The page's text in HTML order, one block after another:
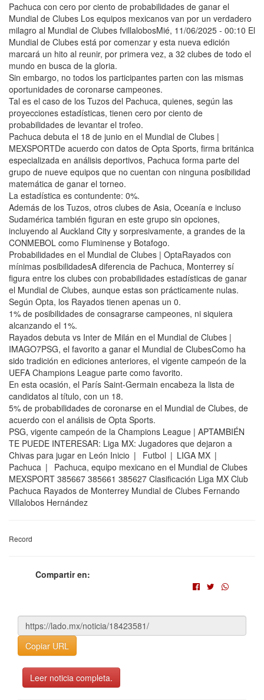
Pachuca con cero por ciento de probabilidades de ganar el
Mundial de Clubes Los equipos mexicanos van por un verdadero
milagro al Mundial de Clubes fvillalobosMié, 11/06/2025 - 00:10 El
Mundial de Clubes está por comenzar y esta nueva edición
marcará un hito al reunir, por primera vez, a 32 clubes de todo el
mundo en busca de la gloria.
Sin embargo, no todos los participantes parten con las mismas
oportunidades de coronarse campeones.
Tal es el caso de los Tuzos del Pachuca, quienes, según las
proyecciones estadísticas, tienen cero por ciento de
probabilidades de levantar el trofeo.
Pachuca debuta el 18 de junio en el Mundial de Clubes |
MEXSPORTDe acuerdo con datos de Opta Sports, firma británica
especializada en análisis deportivos, Pachuca forma parte del
grupo de nueve equipos que no cuentan con ninguna posibilidad
matemática de ganar el torneo.
La estadística es contundente: 0%.
Además de los Tuzos, otros clubes de Asia, Oceanía e incluso
Sudamérica también figuran en este grupo sin opciones,
incluyendo al Auckland City y sorpresivamente, a grandes de la
CONMEBOL como Fluminense y Botafogo.
Probabilidades en el Mundial de Clubes | OptaRayados con
mínimas posibilidadesA diferencia de Pachuca, Monterrey sí
figura entre los clubes con probabilidades estadísticas de ganar
el Mundial de Clubes, aunque estas son prácticamente nulas.
Según Opta, los Rayados tienen apenas un 0.
1% de posibilidades de consagrarse campeones, ni siquiera
alcanzando el 1%.
Rayados debuta vs Inter de Milán en el Mundial de Clubes |
IMAGO7PSG, el favorito a ganar el Mundial de ClubesComo ha
sido tradición en ediciones anteriores, el vigente campeón de la
UEFA Champions League parte como favorito.
En esta ocasión, el París Saint-Germain encabeza la lista de
candidatos al título, con un 18.
5% de probabilidades de coronarse en el Mundial de Clubes, de
acuerdo con el análisis de Opta Sports.
PSG, vigente campeón de la Champions League | APTAMBIÉN
TE PUEDE INTERESAR: Liga MX: Jugadores que dejaron a
Chivas para jugar en León Inicio | Futbol | LIGA MX |
Pachuca | Pachuca, equipo mexicano en el Mundial de Clubes
MEXSPORT 385667 385661 385627 Clasificación Liga MX Club
Pachuca Rayados de Monterrey Mundial de Clubes Fernando
Villalobos Hernández
Record
Compartir en:
Copiar URL
Leer noticia completa.